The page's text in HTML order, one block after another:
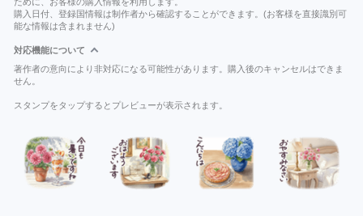
購入日付、登録国情報は制作者から確認することができます。(お客様を直接識別可
能な情報は含まれません)
対応機能について
著作者の意向により非対応になる可能性があります。購入後のキャンセルはできま
せん。
スタンプをタップするとプレビューが表示されます。